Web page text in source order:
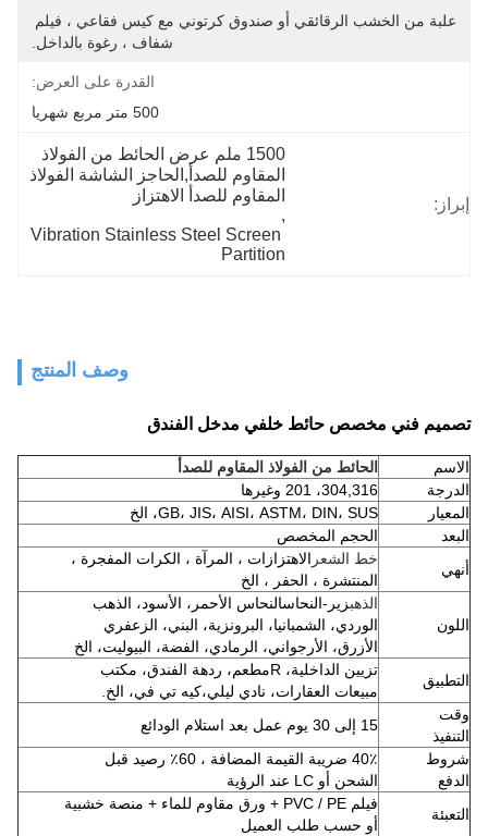
علبة من الخشب الرقائقي أو صندوق كرتوني مع كيس فقاعي ، فيلم
شفاف ، رغوة بالداخل.
القدرة على العرض:
500 متر مربع شهريا
إبراز:
1500 ملم عرض الحائط من الفولاذ
المقاوم للصدأ,الحاجز الشاشة الفولاذ
المقاوم للصدأ الاهتزاز
,
Vibration Stainless Steel Screen
Partition
وصف المنتج
تصميم فني مخصص حائط خلفي مدخل الفندق
الاسم
الحائط من الفولاذ المقاوم للصدأ
الدرجة
304,316، 201 وغيرها
المعيار
GB، JIS، AISI، ASTM، DIN، SUS، الخ
البعد
الحجم المخصص
أنهي
خط الشعرالاهتزازات ، المرآة ، الكرات المفجرة ،
المنتشرة ، الحفر ، الخ
اللون
الذهبزير-النحاسالنحاس الأحمر، الأسود، الذهب
الوردي، الشمبانيا، البرونزية، البني، الزعفري
الأزرق، الأرجواني، الرمادي، الفضة، البيوليت، الخ
التطبيق
تزيين الداخلية، R
مطعم، ردهة الفندق، مكتب
مبيعات العقارات، نادي ليلي،كيه تي في، الخ.
وقت
التنفيذ
15 إلى 30 يوم عمل بعد استلام الودائع
شروط
الدفع
40٪ ضريبة القيمة المضافة ، 60٪ رصيد قبل
الشحن أو LC عند الرؤية
التعبئة
فيلم PVC / PE + ورق مقاوم للماء + منصة خشبية
أو حسب طلب العميل